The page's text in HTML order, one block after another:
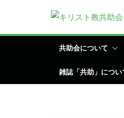
テ
共助会について
雑誌「共助」につい